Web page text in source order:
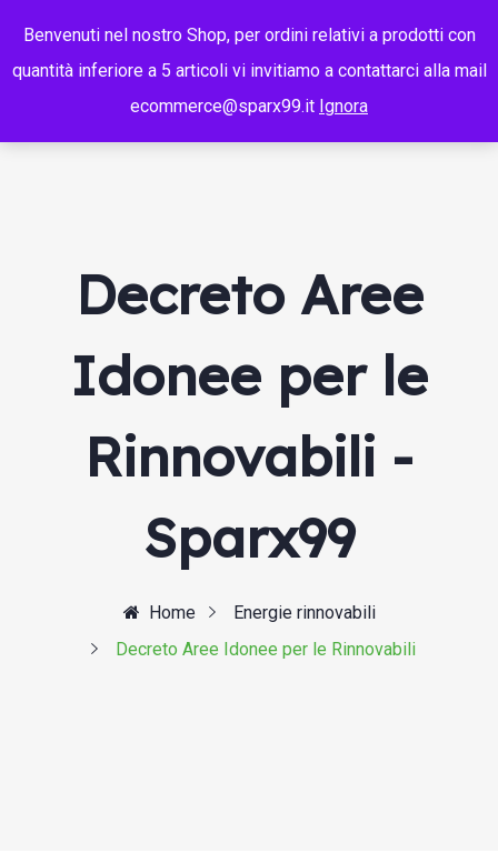
Decreto Aree
Idonee per le
Rinnovabili -
Sparx99
Home
Energie rinnovabili
Decreto Aree Idonee per le Rinnovabili
Benvenuti nel nostro Shop, per ordini relativi a prodotti con
quantità inferiore a 5 articoli vi invitiamo a contattarci alla mail
ecommerce@sparx99.it Ignora